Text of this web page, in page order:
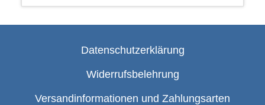
Datenschutzerklärung
Widerrufsbelehrung
Versandinformationen und Zahlungsarten